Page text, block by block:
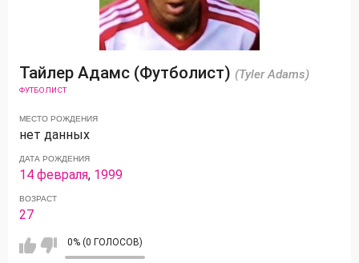
Тайлер Адамс (Футболист) (Tyler Adams)
ФУТБОЛИСТ
МЕСТО РОЖДЕНИЯ
нет данных
ДАТА РОЖДЕНИЯ
14 февраля, 1999
ВОЗРАСТ
27
0% (0 ГОЛОСОВ)